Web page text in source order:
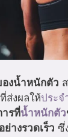
งน้ำหนักตัว
ส่งผลให้ประจ
ารที่น้ำหนักตัว
างรวดเร็ว ซึ่